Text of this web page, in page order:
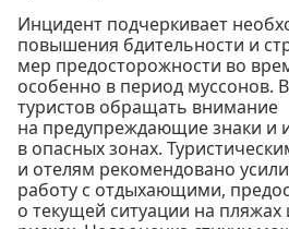
Инцидент подчеркивает
повышения бдительности и
мер предосторожности во
особенно в период муссонов.
туристов обращать внимание
на предупреждающие знаки и
в опасных зонах.
и отелям рекомендовано
работу с отдыхающими,
о текущей ситуации на